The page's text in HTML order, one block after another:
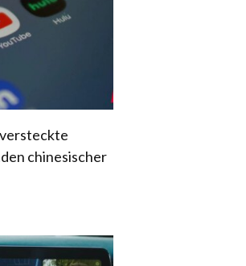
chinesischer